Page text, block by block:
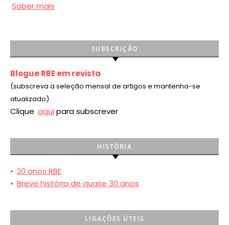
Saber mais
SUBSCRIÇÃO
Blogue RBE em revista
(subscreva a seleção mensal de artigos e mantenha-se
atualizado)
Clique aqui para subscrever
HISTÓRIA
• 20 anos RBE
• Breve história de quase 30 anos
LIGAÇÕES ÚTEIS